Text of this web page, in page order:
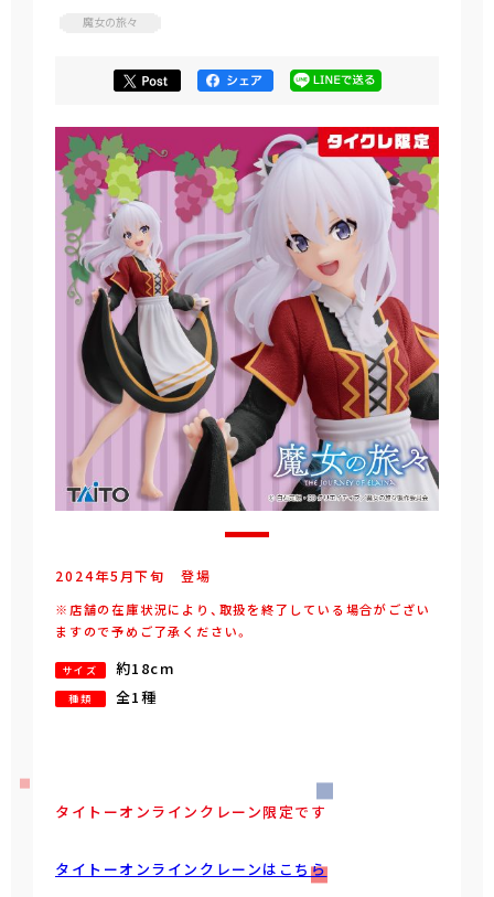
魔女の旅々
2024年5 月下旬 登場
※店舗の在庫状況により、取扱を終了している場合がござい
ますので予めご了承ください。
サイズ 約18cm
種類 全1種
タイトーオンラインクレーン限定です
タイトーオンラインクレーンはこちら